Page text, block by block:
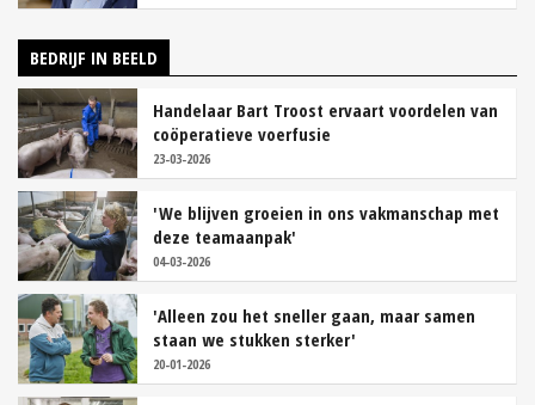
BEDRIJF IN BEELD
Handelaar Bart Troost ervaart voordelen van
coöperatieve voerfusie
23-03-2026
'We blijven groeien in ons vakmanschap met
deze teamaanpak'
04-03-2026
'Alleen zou het sneller gaan, maar samen
staan we stukken sterker'
20-01-2026